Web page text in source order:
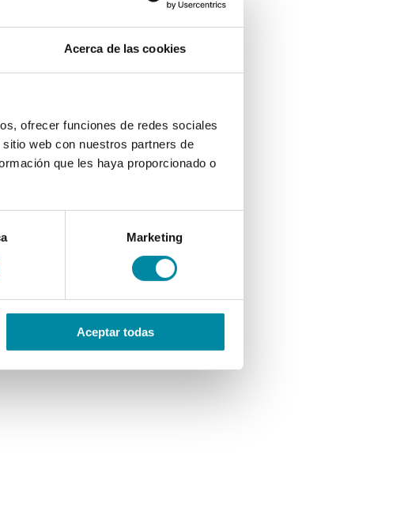
Acerca de las cookies
ofrecer funciones de redes sociales
web con nuestros partners de
que les haya proporcionado o
Marketing
Aceptar todas